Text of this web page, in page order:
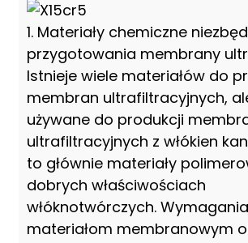
1. Materiały chemiczne
przygotowania membrany
Istnieje wiele materiałów do
membran ultrafiltracyjnych,
używane do produkcji
ultrafiltracyjnych z włókien
to głównie materiały
dobrych właściwościach
włóknotwórczych.
materiałom membranowym